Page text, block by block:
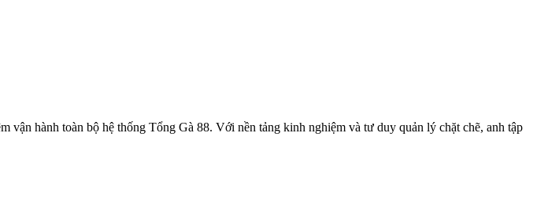
hành toàn bộ hệ thống Tổng Gà 88. Với nền tảng kinh nghiệm và tư duy quản lý chặt chẽ, anh tập